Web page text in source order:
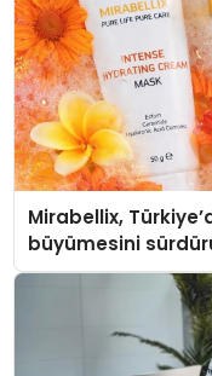
Mirabellix,
büyümesini